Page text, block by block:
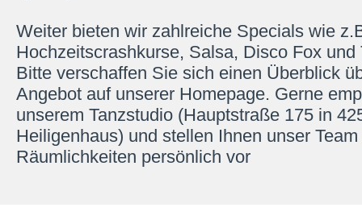
Weiter bieten wir zahlreiche Specials wie
Hochzeitscrashkurse, Salsa, Disco Fox und
Bitte verschaffen Sie sich einen Überblick
Angebot auf unserer Homepage. Gerne
unserem Tanzstudio (Hauptstraße 175 in
Heiligenhaus) und stellen Ihnen unser
Räumlichkeiten persönlich vor